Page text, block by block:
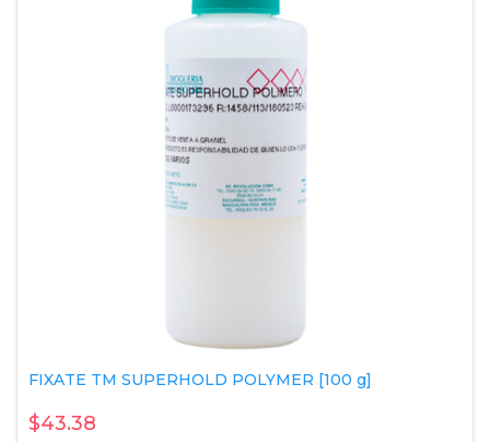
FIXATE TM SUPERHOLD POLYMER [100 g]
$43.38